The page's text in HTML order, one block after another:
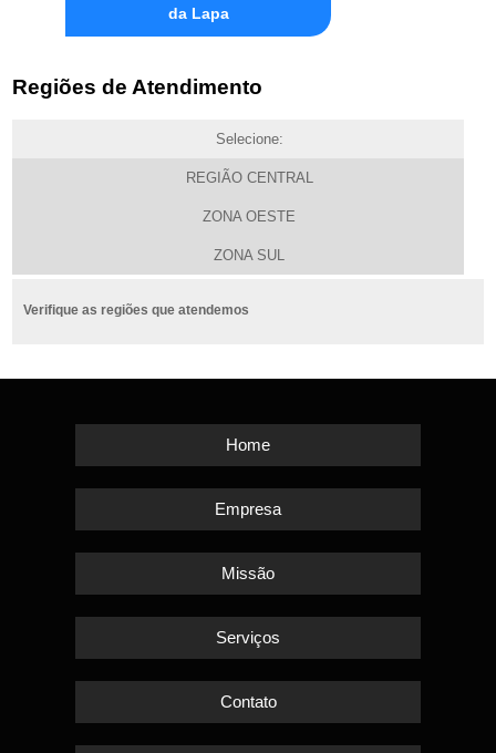
da Lapa
Regiões de Atendimento
Selecione:
REGIÃO CENTRAL
ZONA OESTE
ZONA SUL
Verifique as regiões que atendemos
Home
Empresa
Missão
Serviços
Contato